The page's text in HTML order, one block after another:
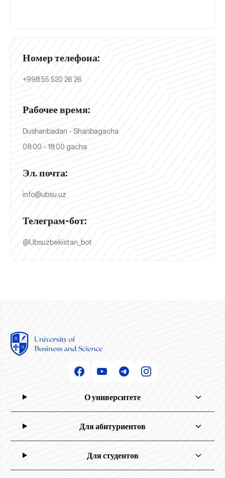
Номер телефона:
+998 55 520 26 26
Рабочее время:
Dushanbadan - Shanbagacha
08:00 - 18:00 gacha
Эл. почта:
info@ubsu.uz
Телеграм-бот:
@Ubsuzbekistan_bot
О университете
Для абитуриентов
Для студентов